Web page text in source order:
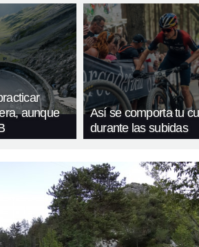
aunque
Así se comporta tu
durante las subidas